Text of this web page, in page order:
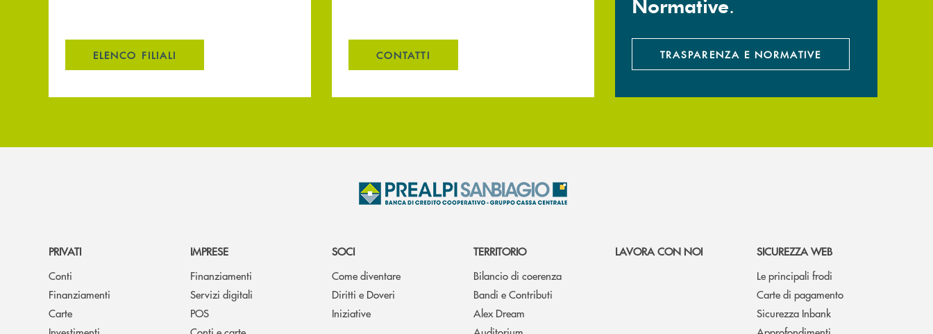
ELENCO FILIALI CONTATTI
Normative
TRASPARENZA E NORMATIVE
PRIVATI
Conti
Finanziamenti
Carte
IMPRESE
Finanziamenti
Servizi digitali
POS
SOCI
Come diventare
Diritti e Doveri
Iniziative
TERRITORIO
Bilancio di coerenza
Bandi e Contributi
Alex Dream
LAVORA CON NOI
SICUREZZA WEB
Le principali frodi
Carte di pagamento
Sicurezza Inbank